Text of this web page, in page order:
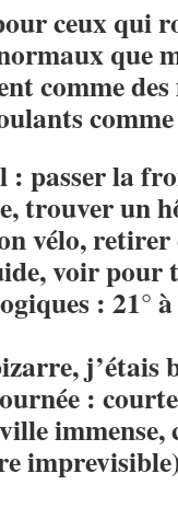
ceux qui
que
comme
: passer la
trouver un
vélo, retirer
voir pour
: 21°
j’étais
: